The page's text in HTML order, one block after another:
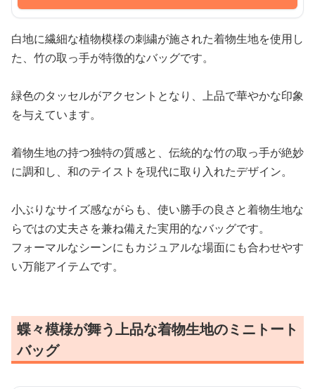
白地に繊細な植物模様の刺繍が施された着物生地を使用し
た、竹の取っ手が特徴的なバッグです。
緑色のタッセルがアクセントとなり、上品で華やかな印象
を与えています。
着物生地の持つ独特の質感と、伝統的な竹の取っ手が絶妙
に調和し、和のテイストを現代に取り入れたデザイン。
小ぶりなサイズ感ながらも、使い勝手の良さと着物生地な
らではの丈夫さを兼ね備えた実用的なバッグです。
フォーマルなシーンにもカジュアルな場面にも合わせやす
い万能アイテムです。
蝶々模様が舞う上品な着物生地のミニトート
バッグ